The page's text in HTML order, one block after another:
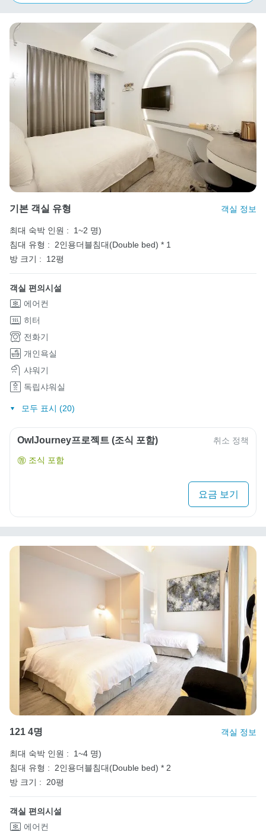
기본 객실 유형 객실 정보
최대 숙박 인원 :
1~2 명)
침대 유형 :
2인용더블침대(Double bed) * 1
방 크기 :
12평
객실 편의시설
에어컨
히터
전화기
개인욕실
샤워기
독립샤워실
모두 표시 (20)
OwlJourney프로젝트 (조식 포함) 취소 정책
조식 포함
요금 보기
121 4명 객실 정보
최대 숙박 인원 :
1~4 명)
침대 유형 : 2인용더블침대(Double bed) * 2
방 크기 : 20평
객실 편의시설
에어컨